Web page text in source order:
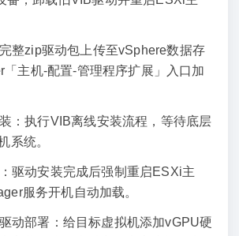
整zip驱动包上传至vSphere数据存
主机-配置-管理程序扩展」入口加
：执行VIB离线安装流程，等待底层
系统。
驱动安装完成后强制重启ESXi主
服务开机自动加载。
动部署：给目标虚拟机添加vGPU硬